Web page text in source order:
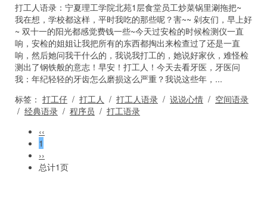
打工人语录：宁夏理工学院北苑1层食堂员工炒菜锅里涮拖把~
我在想，学校都这样，平时我吃的那些呢？害~~ 剁友们，早上好
~ 双十一的阳光都感觉费钱一些~今天过安检的时候检测仪一直
响，安检的姐姐让我把所有的东西都掏出来检查过了还是一直
响，然后她问我干什么的，我说我打工的，她说好家伙，难怪检
测出了钢铁般的意志！早安！打工人！今天去看牙医，牙医问
我：年纪轻轻的牙齿怎么磨损这么严重？我说这些年，...
标签： 打工仔 / 打工人 / 打工人语录 / 说说心情 / 空间语录
/ 经典语录 / 程序员 / 打工语录
‹‹
1
››
总计1页